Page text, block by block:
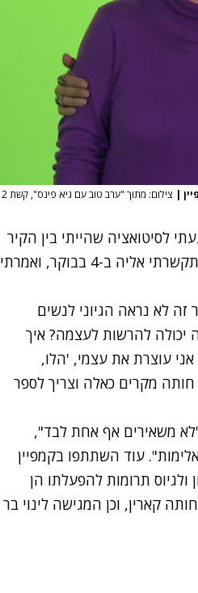
| צילום: מתוך "ערב טוב עם גיא פינס", קשת 12
לסיטואציה שהייתי בין הקיר
לבינו אז כל מה שהיה לי מאחורי הגב זה רק הטלפון הביתי. התקשרתי אליה ב-4 בבוקר, ואמרתי
לא נראה הגיוני לנשים
יכולה להרשות לעצמה? איך
עוצרת את עצמי, 'הלו,
מקרים כאלה וצריך לספר
משאירים אף אחת לבד",
עוד השתתפו בקמפיין
תרומות להפעלתו הן
קארין, וכן המגישה לינוי בר